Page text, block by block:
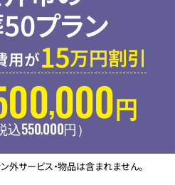
プラン
用が15万円割引
,000 円
込550,000円 ）
サービス・物品は含まれません。